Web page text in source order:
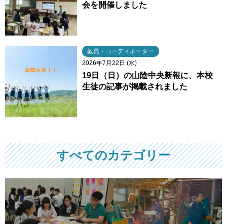
会を開催しました
教員・コーディネーター
2026年7月22日 (水)
19日（日）の山陰中央新報に、本校
生徒の記事が掲載されました
すべてのカテゴリー